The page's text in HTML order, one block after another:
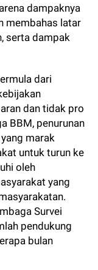
dampaknya
membahas latar
serta dampak
dari
dan tidak pro
BBM, penurunan
marak
untuk turun ke
oleh
yang
Survei
pendukung
bulan